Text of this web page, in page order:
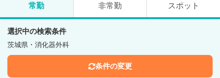
常勤 非常勤 スポット
選択中の検索条件
茨城県・消化器外科
条件の変更